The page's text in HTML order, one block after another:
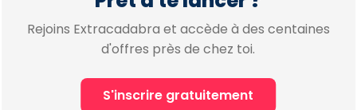
Rejoins Extracadabra et accède à des centaines
d'offres près de chez toi.
S'inscrire gratuitement